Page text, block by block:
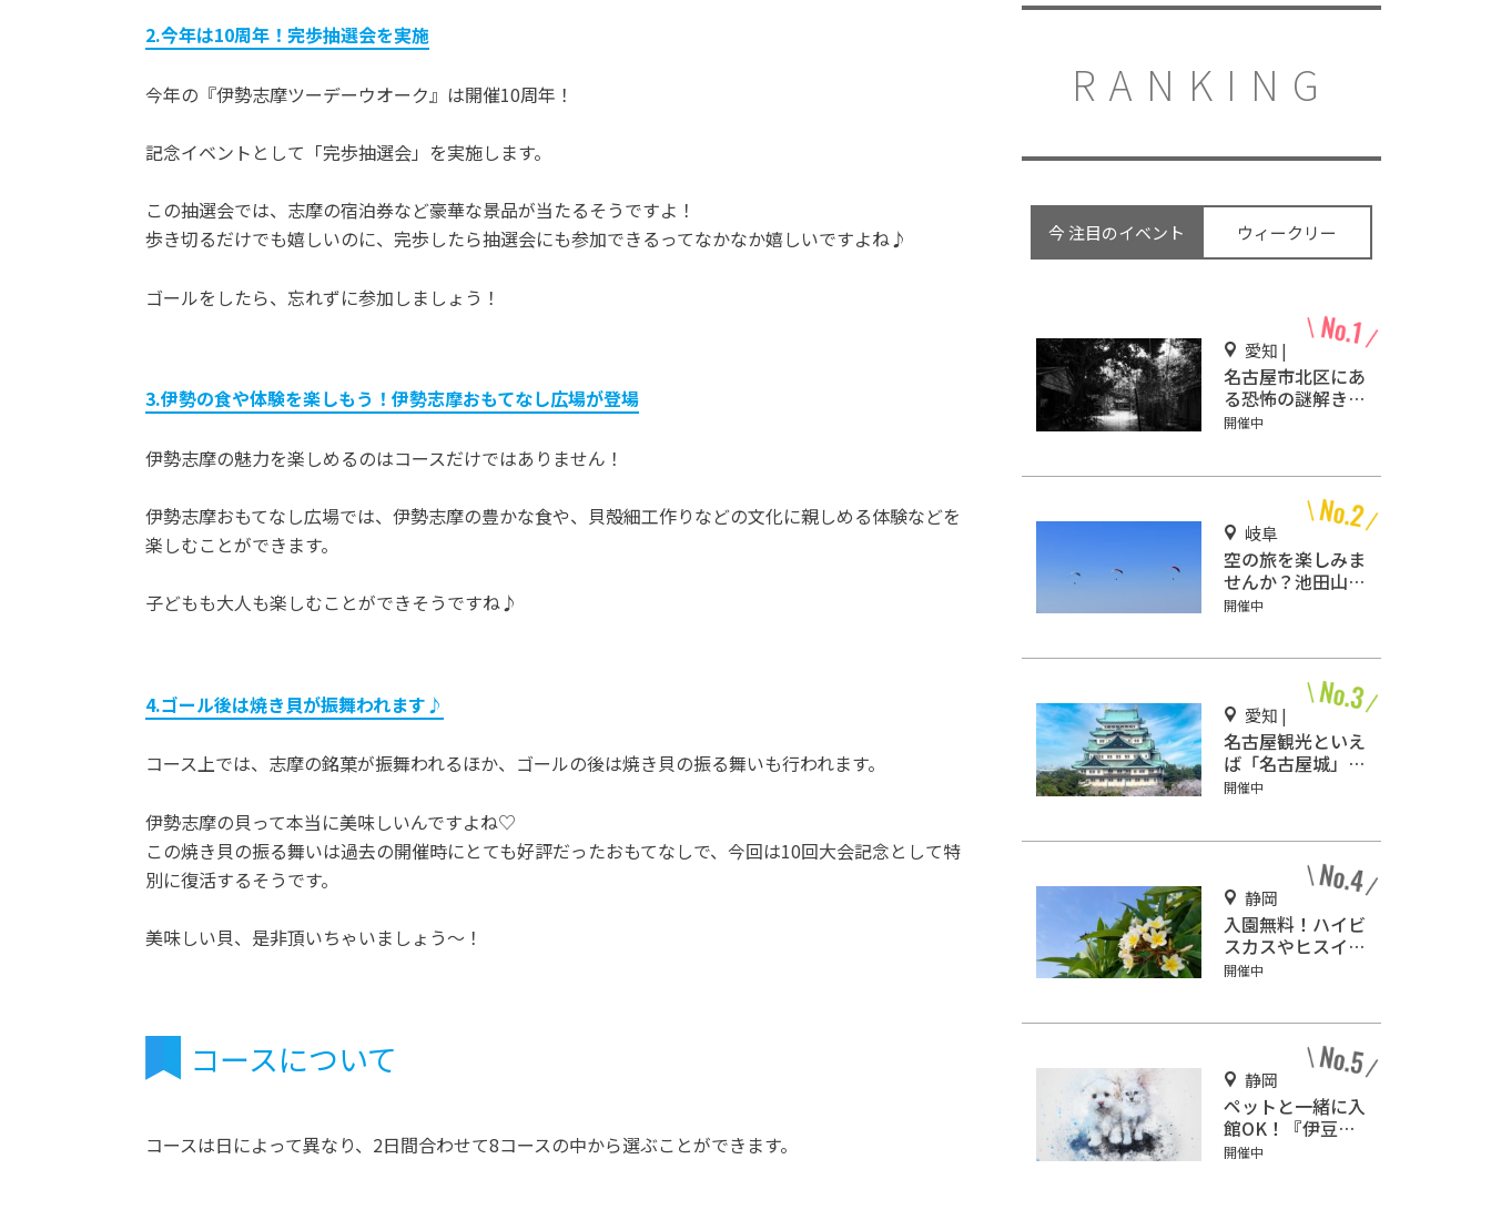
2.今年は10周年！完歩抽選会を実施
今年の『伊勢志摩ツーデーウオーク』は開催10周年！
記念イベントとして「完歩抽選会」を実施します。
この抽選会では、志摩の宿泊券など豪華な景品が当たるそうですよ！
歩き切るだけでも嬉しいのに、完歩したら抽選会にも参加できるってなかなか嬉しいですよね♪
ゴールをしたら、忘れずに参加しましょう！
3.伊勢の食や体験を楽しもう！伊勢志摩おもてなし広場が登場
伊勢志摩の魅力を楽しめるのはコースだけではありません！
伊勢志摩おもてなし広場では、伊勢志摩の豊かな食や、貝殻細工作りなどの文化に親しめる体験などを
楽しむことができます。
子どもも大人も楽しむことができそうですね♪
4.ゴール後は焼き貝が振舞われます♪
コース上では、志摩の銘菓が振舞われるほか、ゴールの後は焼き貝の振る舞いも行われます。
伊勢志摩の貝って本当に美味しいんですよね♡
この焼き貝の振る舞いは過去の開催時にとても好評だったおもてなしで、今回は10回大会記念として特
別に復活するそうです。
美味しい貝、是非頂いちゃいましょう～！
コースについて
コースは日によって異なり、2日間合わせて8コースの中から選ぶことができます。
RANKING
今 注目のイベント ウィークリー
愛知 |
名古屋市北区にあ
る恐怖の謎解きミ
ステリーホラー
開催中
岐阜
空の旅を楽しみま
せんか？池田山パ
ラ・ハンググライ
開催中
愛知 |
名古屋観光といえ
ば「名古屋城」！
2匹の金鯱を見に
開催中
静岡
入園無料！ハイビ
スカスやヒスイカ
ズラが咲く『下賀
開催中
静岡
ペットと一緒に入
館OK！『伊豆高
原メルヘンの森美
開催中